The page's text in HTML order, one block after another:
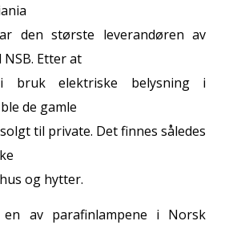
den største leverandøren av
Etter at
elektriske belysning i
de gamle
til private. Det finnes således
og hytter.
av parafinlampene i Norsk